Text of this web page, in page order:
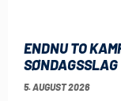
ENDNU TO
SØNDAGSSLAG
5. AUGUST 2026